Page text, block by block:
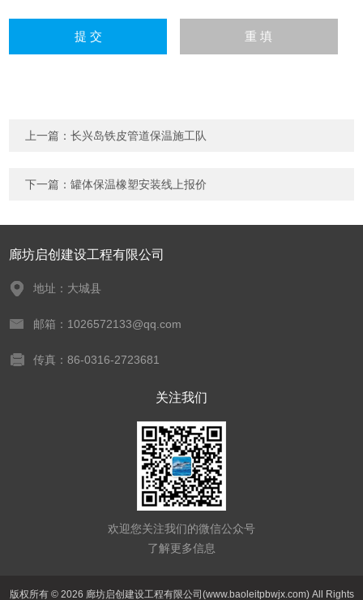
上一篇：长兴岛铁皮管道保温施工队
下一篇：罐体保温橡塑安装线上报价
廊坊启创建设工程有限公司
地址：大城县
邮箱：1026572133@qq.com
传真：86-0316-2723681
关注我们
欢迎您关注我们的微信公众号
了解更多信息
版权所有 © 2026 廊坊启创建设工程有限公司(www.baoleitpbwjx.com) All Rights